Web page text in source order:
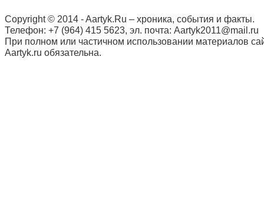
Copyright © 2014 - Aartyk.Ru – хроника, события и факты.
Телефон: +7 (964) 415 5623, эл. почта: Aartyk2011@mail.ru
При полном или частичном использовании материалов
Aartyk.ru oбязательна.